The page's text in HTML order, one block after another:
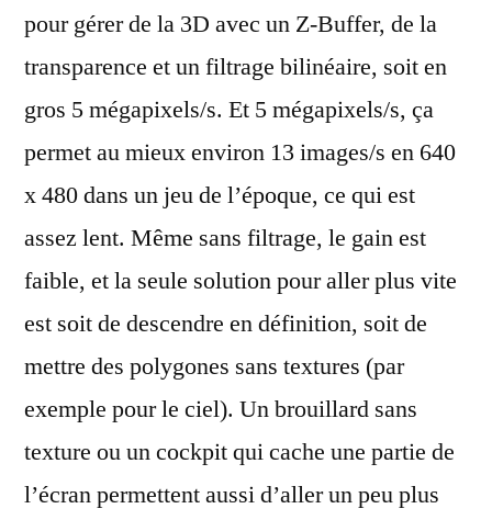
pour gérer de la 3D avec un Z-Buffer, de la
transparence et un filtrage bilinéaire, soit en
gros 5 mégapixels/s. Et 5 mégapixels/s, ça
permet au mieux environ 13 images/s en 640
x 480 dans un jeu de l’époque, ce qui est
assez lent. Même sans filtrage, le gain est
faible, et la seule solution pour aller plus vite
est soit de descendre en définition, soit de
mettre des polygones sans textures (par
exemple pour le ciel). Un brouillard sans
texture ou un cockpit qui cache une partie de
l’écran permettent aussi d’aller un peu plus